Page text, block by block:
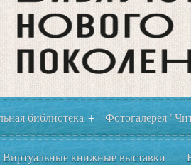
библиотека + Фотогалерея
Виртуальные книжные выставки